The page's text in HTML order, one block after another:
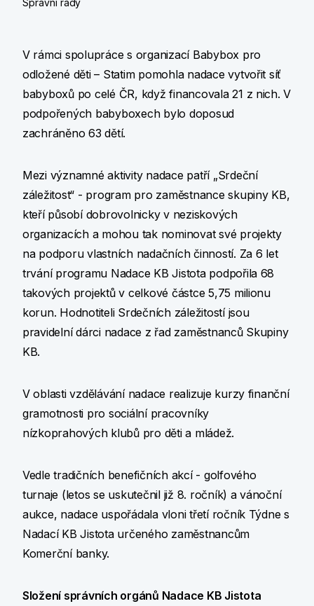
Správní rady
V rámci spolupráce s organizací Babybox pro
odložené děti – Statim pomohla nadace vytvořit síť
babyboxů po celé ČR, když financovala 21 z nich. V
podpořených babyboxech bylo doposud
zachráněno 63 dětí.
Mezi významné aktivity nadace patří „Srdeční
záležitost“ - program pro zaměstnance skupiny KB,
kteří působí dobrovolnicky v neziskových
organizacích a mohou tak nominovat své projekty
na podporu vlastních nadačních činností. Za 6 let
trvání programu Nadace KB Jistota podpořila 68
takových projektů v celkové částce 5,75 milionu
korun. Hodnotiteli Srdečních záležitostí jsou
pravidelní dárci nadace z řad zaměstnanců Skupiny
KB.
V oblasti vzdělávání nadace realizuje kurzy finanční
gramotnosti pro sociální pracovníky
nízkoprahových klubů pro děti a mládež.
Vedle tradičních benefičních akcí - golfového
turnaje (letos se uskutečnil již 8. ročník) a vánoční
aukce, nadace uspořádala vloni třetí ročník Týdne s
Nadací KB Jistota určeného zaměstnancům
Komerční banky.
Složení správních orgánů Nadace KB Jistota